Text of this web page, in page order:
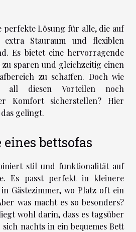
perfekte Lösung für alle, die auf
Stauraum und flexiblen
Es bietet eine hervorragende
sparen und gleichzeitig einen
zu schaffen. Doch wie
diesen Vorteilen noch
Komfort sicherstellen? Hier
gelingt.
bettsofas
stil und funktionalität auf
Es passt perfekt in kleinere
Gästezimmer, wo Platz oft ein
was macht es so besonders?
wohl darin, dass es tagsüber
nachts in ein bequemes Bett